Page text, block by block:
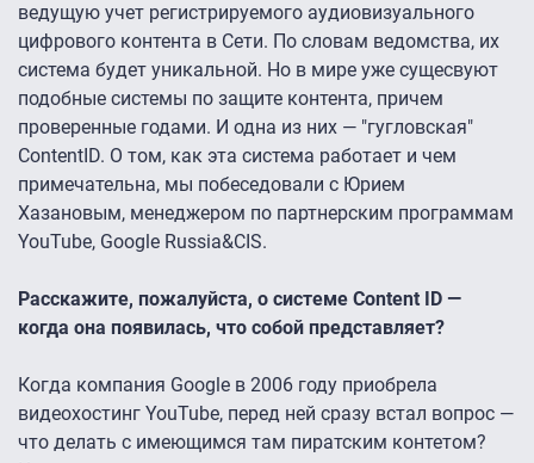
ведущую учет регистрируемого аудиовизуального
цифрового контента в Сети. По словам ведомства, их
система будет уникальной. Но в мире уже сущесвуют
подобные системы по защите контента, причем
проверенные годами. И одна из них — "гугловская"
ContentID. О том, как эта система работает и чем
примечательна, мы побеседовали с Юрием
Хазановым, менеджером по партнерским программам
YouTube, Google Russia&CIS.
Расскажите, пожалуйста, о системе Content ID —
когда она появилась, что собой представляет?
Когда компания Google в 2006 году приобрела
видеохостинг YouTube, перед ней сразу встал вопрос —
что делать с имеющимся там пиратским контетом?